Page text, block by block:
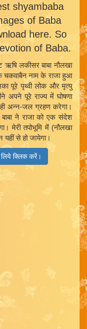
shyambaba
of Baba
here. So
of Baba.
लकीसर बाबा नौलखा
चकवाबैन नाम के राजा हुआ
पूरे पृथ्वी लोक और मृत्यु
अपने पूरे राज्य में घोषणा
ही अन्न-जल ग्रहण करेगा।
ने राजा को एक संदेश
मेरी तपोभूमि में (नौलखा
यहीं से हो जायेगा।
क्लिक करें।